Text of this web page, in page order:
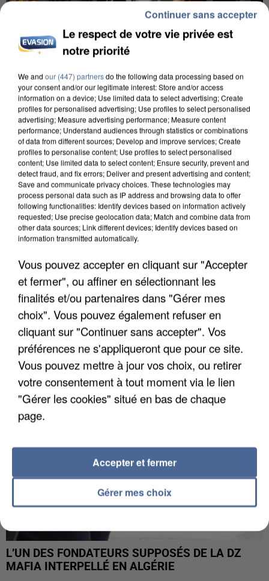
INCENDIES : L’ÎLE-DE-FRANCE LANCE UN ÉLAN
DE SOLIDARITÉ AVEC LES...
APRÈS TOUTES CES CANICULES, LES REFUGES
DE FAUNE SAUVAGE SONT...
L’UN DES FONDATEURS SUPPOSÉS DE LA DZ
MAFIA INTERPELLÉ EN ALGÉRIE
Le respect de votre vie privée est
notre priorité
We and our (447) partnersdo the following data processing based on
your consent and/or our legitimate interest: Store and/or access
information on a device; Use limited data to select advertising; Create
profiles for personalised advertising; Use profiles to select personalised
advertising; Measure advertising performance; Measure content
performance; Understand audiences through statistics or combinations
of data from different sources; Develop and improve services; Create
profiles to personalise content; Use profiles to select personalised
content; Use limited data to select content; Ensure security, prevent and
detect fraud, and fix errors; Deliver and present advertising and content;
Save and communicate privacy choices. These technologies may
process personal data such as IP address and browsing data to offer
following functionalities: Identify devices based on information actively
requested; Use precise geolocation data; Match and combine data from
other data sources; Link different devices; Identify devices based on
information transmitted automatically.
Vous pouvez accepter en cliquant sur "Accepter
et fermer", ou affiner en sélectionnant les
finalités et/ou partenaires dans "Gérer mes
choix". Vous pouvez également refuser en
cliquant sur "Continuer sans accepter". Vos
préférences ne s'appliqueront que pour ce site.
Vous pouvez mettre à jour vos choix, ou retirer
votre consentement à tout moment via le lien
"Gérer les cookies" situé en bas de chaque
page.
Gérer mes choix
Accepter et fermer
Continuer sans accepter